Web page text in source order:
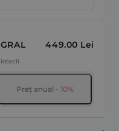
449.00 Lei
Preț anual - 10%